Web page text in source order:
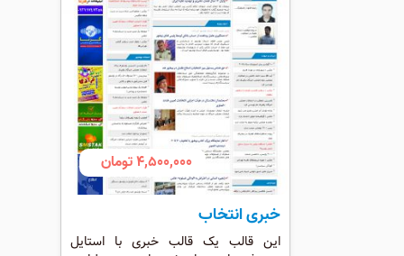
4,500,000 تومان
خبری انتخاب
این قالب یک قالب خبری با استایل